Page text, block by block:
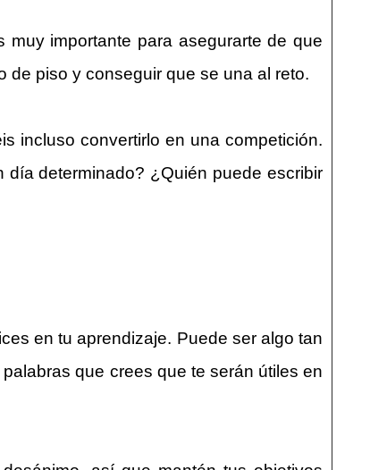
importante para asegurarte de que
de piso y conseguir que se una al reto.
incluso convertirlo en una competición.
determinado? ¿Quién puede escribir
en tu aprendizaje. Puede ser algo tan
que crees que te serán útiles en